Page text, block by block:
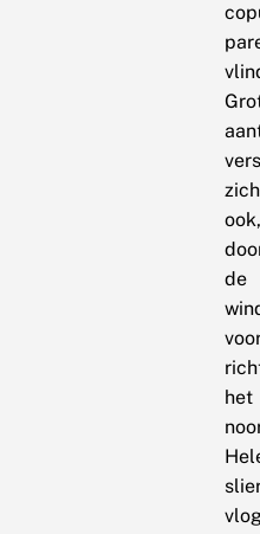
zich
ook,
de
het